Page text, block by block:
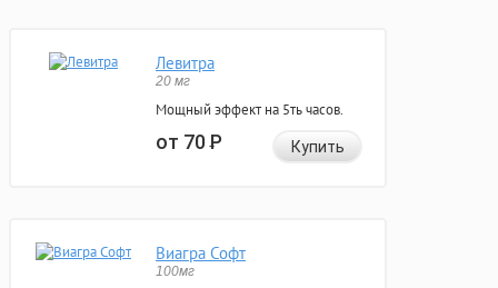
Левитра
20 мг
Мощный эффект на 5ть часов.
от 70Р Купить
Виагра Софт
100мг